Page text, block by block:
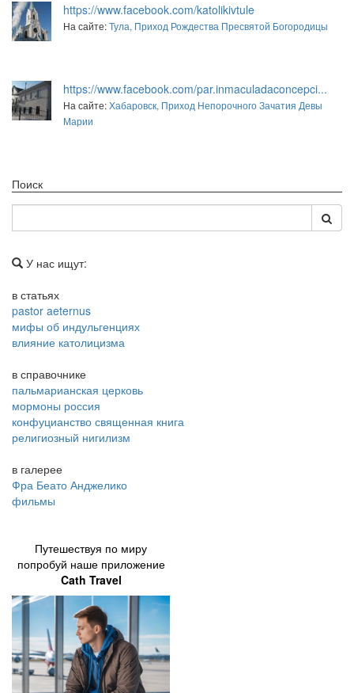
https://www.facebook.com/katolikivtule
На сайте:Тула, Приход Рождества Пресвятой Богородицы
https://www.facebook.com/par.inmaculadaconcepci...
На сайте:Хабаровск, Приход Непорочного Зачатия Девы
Марии
Поиск
У нас ищут:
в статьях
pastor aeternus
мифы об индульгенциях
влияние католицизма
в справочнике
пальмарианская церковь
мормоны россия
конфуцианство священная книга
религиозный нигилизм
в галерее
Фра Беато Анджелико
фильмы
Путешествуя по миру
попробуй наше приложение
Cath Travel